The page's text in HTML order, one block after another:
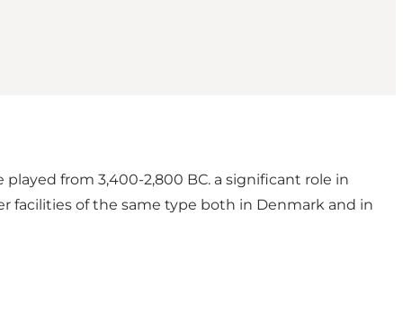
from 3,400-2,800 BC. a significant role in
facilities of the same type both in Denmark and in